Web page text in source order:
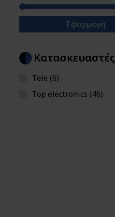
Εφαρμογή
Κατασκευαστές
Tele (6)
Top electronics (46)